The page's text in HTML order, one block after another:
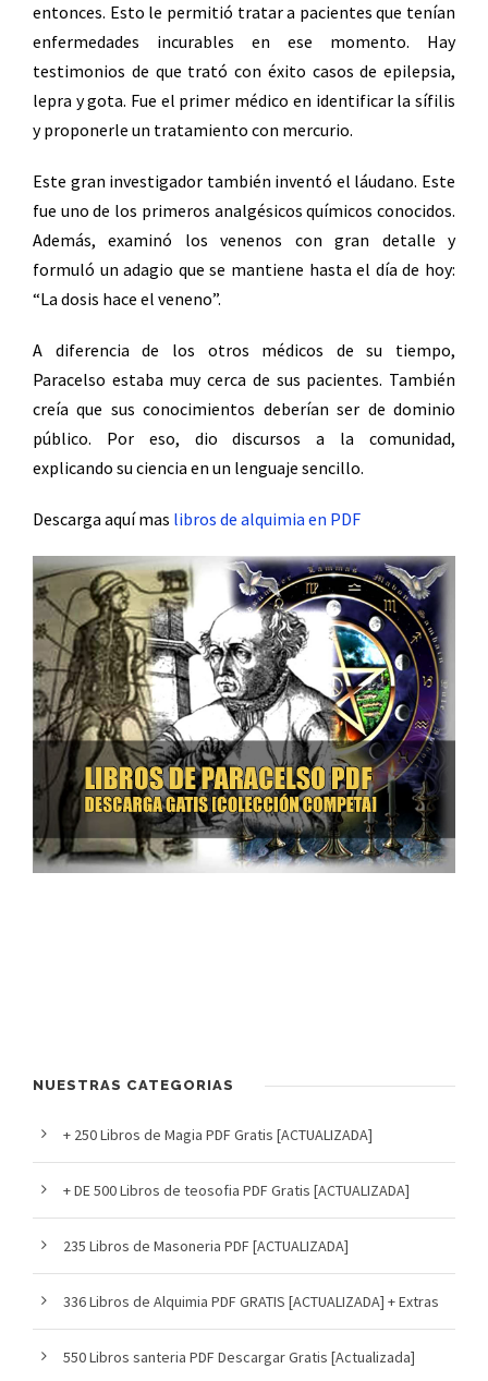
entonces. Esto le permitió tratar a pacientes que tenían
enfermedades incurables en ese momento. Hay
testimonios de que trató con éxito casos de epilepsia,
lepra y gota. Fue el primer médico en identificar la sífilis
y proponerle un tratamiento con mercurio.
Este gran investigador también inventó el láudano. Este
fue uno de los primeros analgésicos químicos conocidos.
Además, examinó los venenos con gran detalle y
formuló un adagio que se mantiene hasta el día de hoy:
“La dosis hace el veneno”.
A diferencia de los otros médicos de su tiempo,
Paracelso estaba muy cerca de sus pacientes. También
creía que sus conocimientos deberían ser de dominio
público. Por eso, dio discursos a la comunidad,
explicando su ciencia en un lenguaje sencillo.
Descarga aquí mas libros de alquimia en PDF
NUESTRAS CATEGORIAS
+ 250 Libros de Magia PDF Gratis [ACTUALIZADA]
+ DE 500 Libros de teosofia PDF Gratis [ACTUALIZADA]
235 Libros de Masoneria PDF [ACTUALIZADA]
336 Libros de Alquimia PDF GRATIS [ACTUALIZADA] + Extras
550 Libros santeria PDF Descargar Gratis [Actualizada]